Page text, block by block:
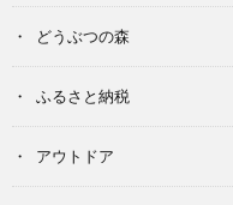
どうぶつの森
ふるさと納税
アウトドア